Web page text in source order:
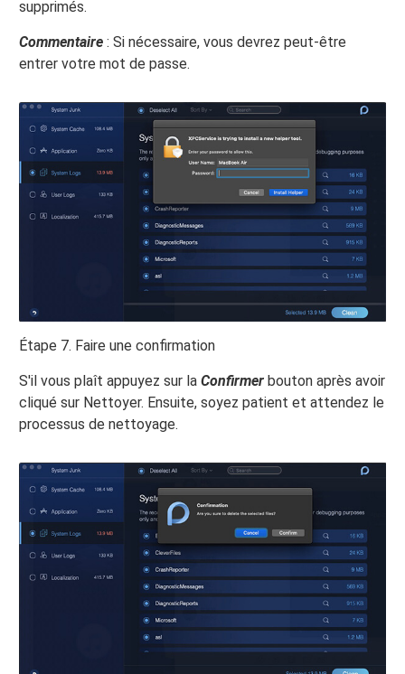
supprimés.
Commentaire: Si nécessaire, vous devrez peut-être
entrer votre mot de passe.
Étape 7. Faire une confirmation
S'il vous plaît appuyez sur laConfirmer bouton après avoir
cliqué sur Nettoyer. Ensuite, soyez patient et attendez le
processus de nettoyage.